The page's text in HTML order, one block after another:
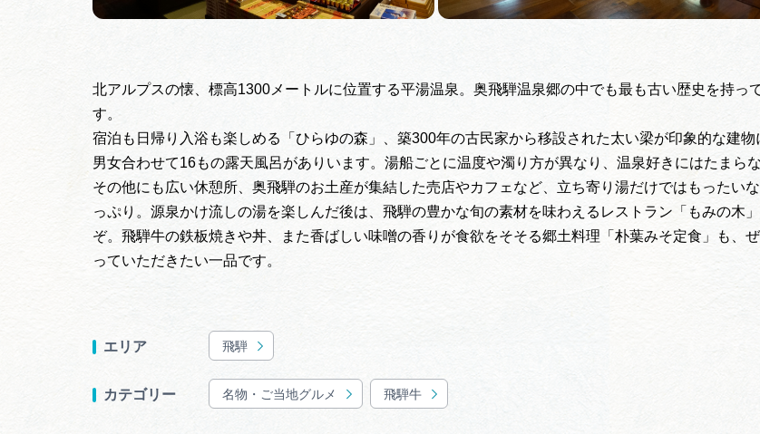
北アルプスの懐、標高1300メートルに位置する平湯温泉。奥飛騨温泉郷の中でも最も古い歴史を持っ
す。
宿泊も日帰り入浴も楽しめる「ひらゆの森」、築300年の古民家から移設された太い梁が印象的な建物
男女合わせて16もの露天風呂がありいます。湯船ごとに温度や濁り方が異なり、温泉好きにはたまらな
その他にも広い休憩所、奥飛騨のお土産が集結した売店やカフェなど、立ち寄り湯だけではもったい
っぷり。源泉かけ流しの湯を楽しんだ後は、飛騨の豊かな旬の素材を味わえるレストラン「もみの木」
ぞ。飛騨牛の鉄板焼きや丼、また香ばしい味噌の香りが食欲をそそる郷土料理「朴葉みそ定食」も、
っていただきたい一品です。
エリア 飛騨
カテゴリー 名物・ご当地グルメ 飛騨牛